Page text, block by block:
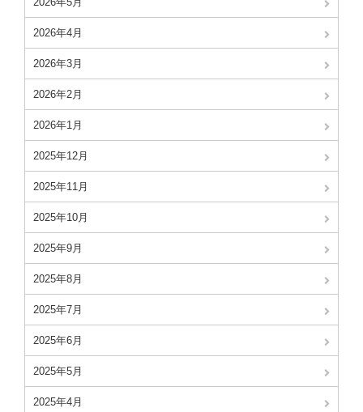
2026年4月
2026年3月
2026年2月
2026年1月
2025年12月
2025年11月
2025年10月
2025年9月
2025年8月
2025年7月
2025年6月
2025年5月
2025年4月